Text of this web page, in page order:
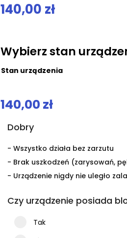
140,00 zł
Wybierz stan
Stan urządzenia
140,00 zł
Dobry
- Wszystko działa bez zarzutu
- Brak uszkodzeń (zarysowań,
- Urządzenie nigdy nie uległo
Czy urządzenie posiada
Tak